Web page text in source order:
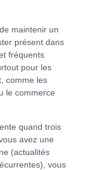
maintenir un
présent dans
fréquents
pour les
comme les
le commerce
quand trois
avez une
(actualités
vous